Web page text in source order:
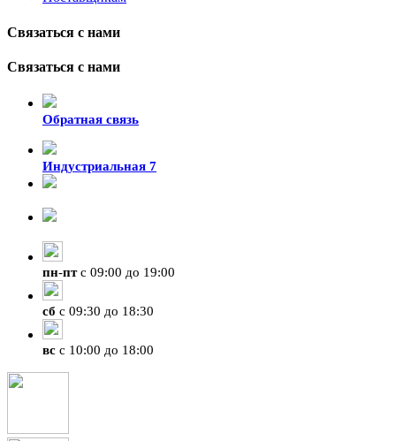
Связаться с нами
Связаться с нами
Обратная связь
Индустриальная 7
пн-птс 09:00 до 19:00
сб с 09:30 до 18:30
вс с 10:00 до 18:00